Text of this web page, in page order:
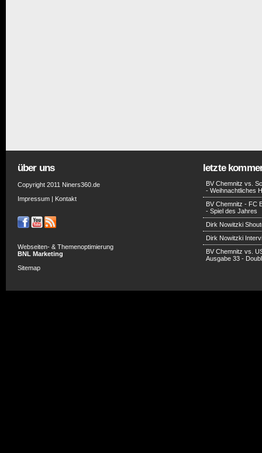
über uns
Copyright 2011 Niners360.de
Impressum | Kontakt
Webseiten- & Themenoptimierung
BNL Marketing
Sitemap
letzte
BV Chemnitz vs.
- Weihnachtliches
BV Chemnitz - FC
- Spiel des Jahres
Dirk Nowitzki
Dirk Nowitzki
BV Chemnitz vs.
Ausgabe 33 -